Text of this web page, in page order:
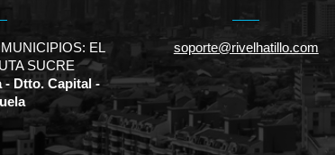
EL
SUCRE
- Dtto. Capital -
soporte@rivelhatillo.com